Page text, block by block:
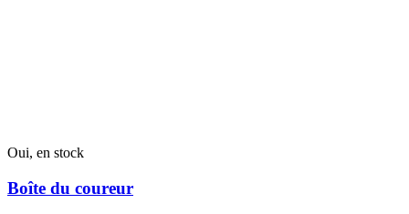
Oui, en stock
Boîte du coureur